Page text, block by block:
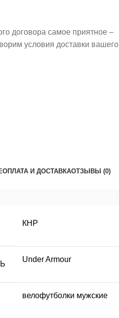
договора самое приятное –
условия доставки вашего
ОПЛАТА И ДОСТАВКАОТЗЫВЫ (0)
КНР
Under Armour
велофутболки мужские